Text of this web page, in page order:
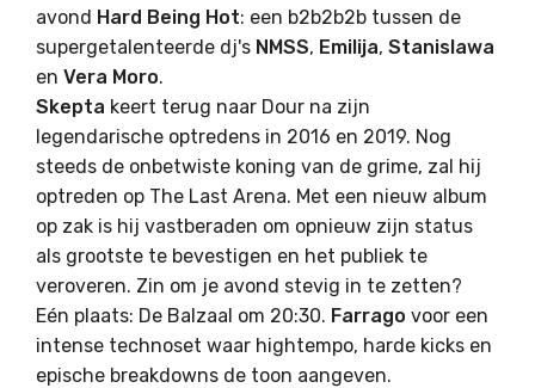
avond Hard Being Hot: een b2b2b2b tussen de
supergetalenteerde dj's NMSS, Emilija, Stanislawa
en Vera Moro.
Skepta keert terug naar Dour na zijn
legendarische optredens in 2016 en 2019. Nog
steeds de onbetwiste koning van de grime, zal hij
optreden op The Last Arena. Met een nieuw album
op zak is hij vastberaden om opnieuw zijn status
als grootste te bevestigen en het publiek te
veroveren. Zin om je avond stevig in te zetten?
Eén plaats: De Balzaal om 20:30. Farrago voor een
intense technoset waar hightempo, harde kicks en
epische breakdowns de toon aangeven.